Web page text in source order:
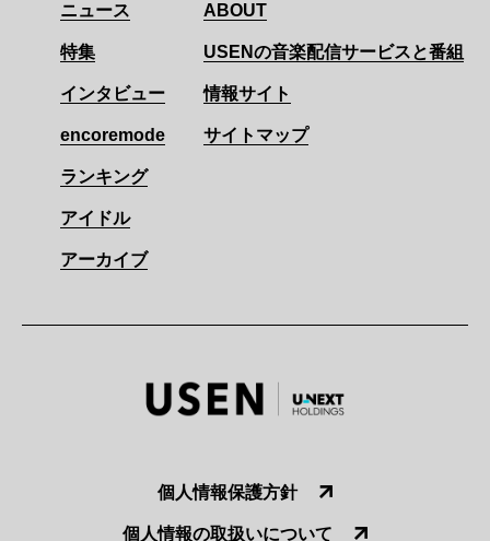
ニュース
特集
インタビュー
encoremode
ランキング
アイドル
アーカイブ
ABOUT
USENの音楽配信サービスと番組
情報サイト
サイトマップ
個人情報保護方針
個人情報の取扱いについて